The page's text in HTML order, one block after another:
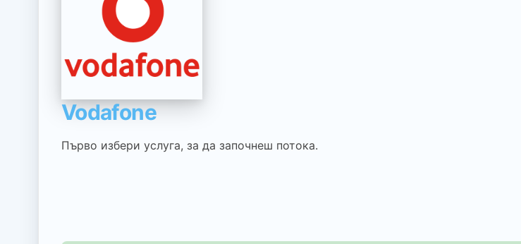
Vodafone
Първо избери услуга, за да започнеш потока.